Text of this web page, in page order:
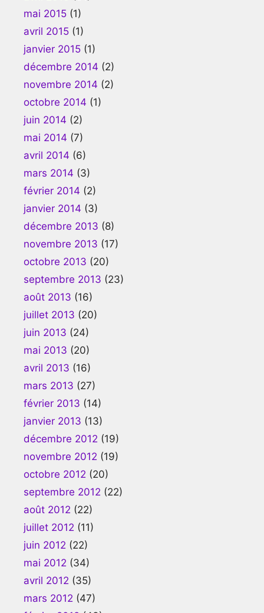
mai 2015 (1)
avril 2015 (1)
janvier 2015 (1)
décembre 2014 (2)
novembre 2014 (2)
octobre 2014 (1)
juin 2014 (2)
mai 2014 (7)
avril 2014 (6)
mars 2014 (3)
février 2014 (2)
janvier 2014 (3)
décembre 2013 (8)
novembre 2013 (17)
octobre 2013 (20)
septembre 2013 (23)
août 2013 (16)
juillet 2013 (20)
juin 2013 (24)
mai 2013 (20)
avril 2013 (16)
mars 2013 (27)
février 2013 (14)
janvier 2013 (13)
décembre 2012 (19)
novembre 2012 (19)
octobre 2012 (20)
septembre 2012 (22)
août 2012 (22)
juillet 2012 (11)
juin 2012 (22)
mai 2012 (34)
avril 2012 (35)
mars 2012 (47)